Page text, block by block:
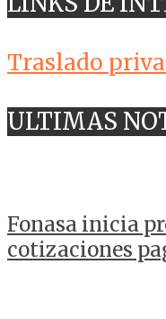
Traslado
ULTIMAS
Fonasa inicia
cotizaciones